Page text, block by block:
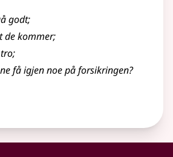
godt;
de kommer;
;
få igjen noe på forsikringen?